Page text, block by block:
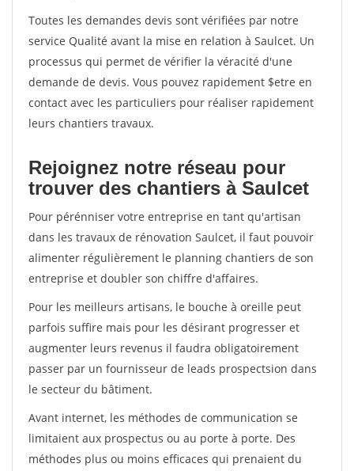
Toutes les demandes devis sont vérifiées par notre
service Qualité avant la mise en relation à Saulcet. Un
processus qui permet de vérifier la véracité d'une
demande de devis. Vous pouvez rapidement $etre en
contact avec les particuliers pour réaliser rapidement
leurs chantiers travaux.
Rejoignez notre réseau pour
trouver des chantiers à Saulcet
Pour pérénniser votre entreprise en tant qu'artisan
dans les travaux de rénovation Saulcet, il faut pouvoir
alimenter régulièrement le planning chantiers de son
entreprise et doubler son chiffre d'affaires.
Pour les meilleurs artisans, le bouche à oreille peut
parfois suffire mais pour les désirant progresser et
augmenter leurs revenus il faudra obligatoirement
passer par un fournisseur de leads prospectsion dans
le secteur du bâtiment.
Avant internet, les méthodes de communication se
limitaient aux prospectus ou au porte à porte. Des
méthodes plus ou moins efficaces qui prenaient du